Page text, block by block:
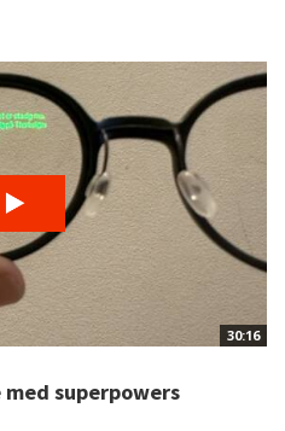
30:16
superpowers